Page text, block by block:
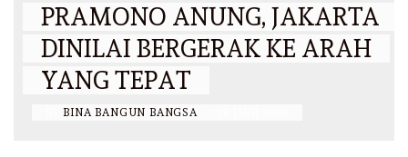
PRAMONO ANUNG, JAKARTA
DINILAI BERGERAK KE ARAH
YANG TEPAT
BINA BANGUN BANGSA